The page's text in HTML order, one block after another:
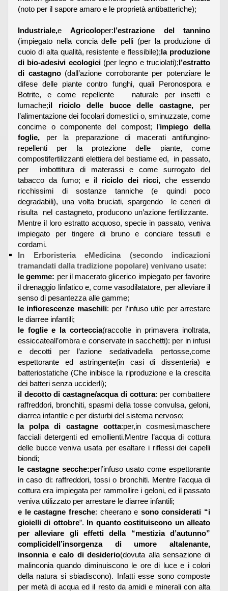
(noto per il sapore amaro e le proprietà antibatteriche);
Industriale,eAgricoloper:l’estrazione del tannino
(impiegato nella concia delle pelli (per la produzione di
cuoio di alta qualità, resistente e flessibile);la produzione
di bio-adesivi ecologici (per legno e truciolati);l’estratto
di castagno(dall’azione corroborante per potenziare le
difese delle piante contro funghi, quali Peronospora e
Botrite, e come repellente naturale per insetti e
lumache;il riciclo delle bucce delle castagne, per
l’alimentazione dei focolari domestici o, sminuzzate, come
concime o componente del compost; l’impiego della
foglie, per la preparazione di macerati antifungino-
repellenti per la protezione delle piante, come
compostifertilizzanti elettiera del bestiame ed, in passato,
per imbottitura di materassi e come surrogato del
tabacco da fumo; e il riciclo dei ricci,che essendo
ricchissimi di sostanze tanniche (e quindi poco
degradabili), una volta bruciati, spargendo le ceneri di
risulta nel castagneto, producono un’azione fertilizzante.
Mentre il loro estratto acquoso, specie in passato, veniva
impiegato per tingere di bruno e conciare tessuti e
cordami.
In Erboristeria eMedicina (secondo indicazioni
tramandati dalla tradizione popolare) venivano usate:
le gemme: per il macerato glicerico impiegato per favorire
il drenaggio linfatico e, come vasodilatatore, per alleviare il
senso di pesantezza alle gamme;
le infiorescenze maschili: per l’infuso utile per arrestare
le diarree infantili;
le foglie e la corteccia(raccolte in primavera inoltrata,
essiccateall’ombra e conservate in sacchetti): per in infusi
e decotti per l’azione sedativadella pertosse,come
espettorante ed astringente(in casi di dissenteria) e
batteriostatiche (Che inibisce la riproduzione e la crescita
dei batteri senza ucciderli);
il decotto di castagne/acqua di cottura: per combattere
raffreddori, bronchiti, spasmi della tosse convulsa, geloni,
diarrea infantile e per disturbi del sistema nervoso;
la polpa di castagne cotta:per,in cosmesi,maschere
facciali detergenti ed emollienti.Mentre l’acqua di cottura
delle bucce veniva usata per esaltare i riflessi dei capelli
biondi;
le castagne secche:perl’infuso usato come espettorante
in caso di: raffreddori, tossi o bronchiti. Mentre l’acqua di
cottura era impiegata per rammollire i geloni, ed il passato
veniva utilizzato per arrestare le diarree infantili;
e le castagne fresche: cheerano e sono considerati “i
gioielli di ottobre”. In quanto costituiscono un alleato
per alleviare gli effetti della “mestizia d’autunno”
complicidell’insorgenza di umore altalenante,
insonnia e calo di desiderio(dovuta alla sensazione di
malinconia quando diminuiscono le ore di luce e i colori
della natura si sbiadiscono). Infatti esse sono composte
per metà di acqua ed il resto da amidi e minerali con alta